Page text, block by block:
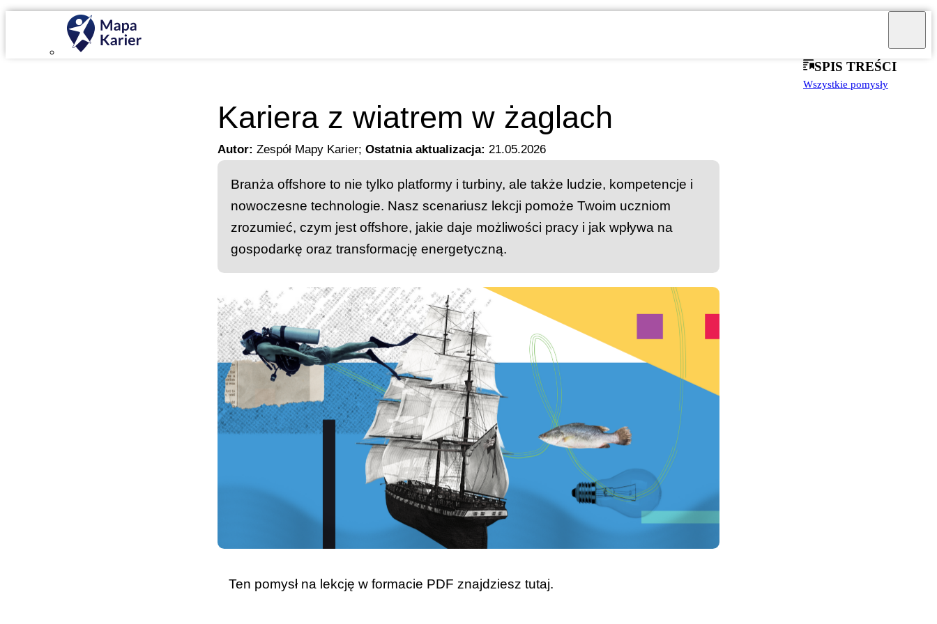
SPIS TREŚCI
Wszystkie pomysły
Kariera z wiatrem w żaglach
Autor: Zespół Mapy Karier; Ostatnia aktualizacja: 21.05.2026
Branża offshore to nie tylko platformy i turbiny, ale także ludzie, kompetencje i
nowoczesne technologie. Nasz scenariusz lekcji pomoże Twoim uczniom
zrozumieć, czym jest offshore, jakie daje możliwości pracy i jak wpływa na
gospodarkę oraz transformację energetyczną.
Ten pomysł na lekcję w formacie PDF znajdziesz tutaj.